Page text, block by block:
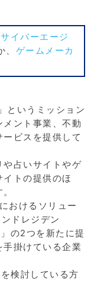
サイバーエージ
、 ゲームメーカ
というミッション
ント事業、不動
ビスを提供して
や占いサイトやゲ
トの提供のほ
おけるソリュー
ドレジデン
の2つを新たに提
掛けている企業
検討している方